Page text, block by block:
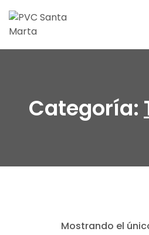
Categoría:
Mostrando el